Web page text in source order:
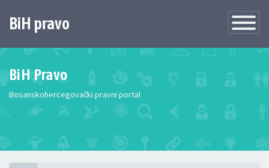
Toggle
BiH pravo
BiH Pravo
Bosanskohercegovački pravni portal